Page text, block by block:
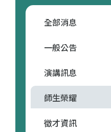
全部消息
一般公告
演講訊息
師生榮耀
徵才資訊